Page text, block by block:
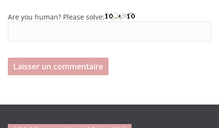
Are you human? Please solve: